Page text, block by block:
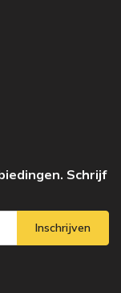
Schrijf
Inschrijven